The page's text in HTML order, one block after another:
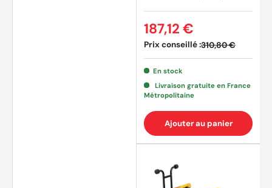
Prix conseillé :310,80 €
187,12 €
En stock
Livraison gratuite en France
Métropolitaine
Ajouter au panier